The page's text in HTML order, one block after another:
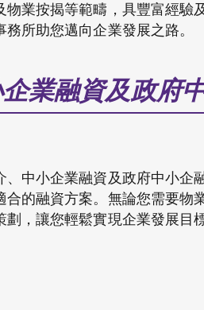
業按揭等範疇，具豐富經驗
所助您邁向企業發展之路。
業融資及政府
中小企業融資及政府中小企
的融資方案。無論您需要物
，讓您輕鬆實現企業發展目標